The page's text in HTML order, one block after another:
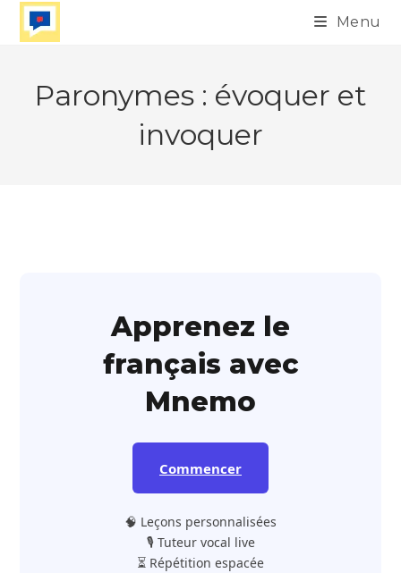
Skip
Menu
Paronymes : évoquer et
invoquer
Apprenez le
français avec
Mnemo
Commencer
🧠 Leçons personnalisées
🎙️ Tuteur vocal live
⏳ Répétition espacée